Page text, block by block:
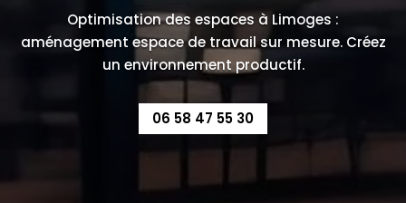
Optimisation des espaces à Limoges :
aménagement espace de travail sur mesure. Créez
un environnement productif.
06 58 47 55 30